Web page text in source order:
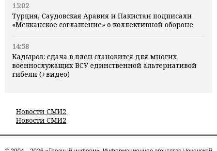
15:02
Турция, Саудовская Аравия и Пакистан подписали
«Мекканское соглашение» о коллективной обороне
14:58
Кадыров: сдача в плен становится для многих
военнослужащих ВСУ единственной альтернативой
гибели (+видео)
Новости СМИ2
Новости СМИ2